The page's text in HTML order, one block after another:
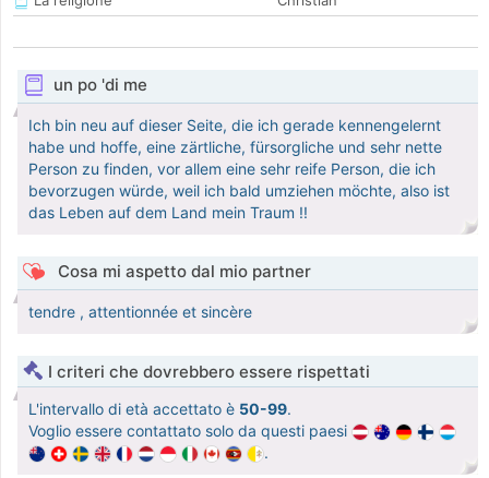
un po 'di me
Ich bin neu auf dieser Seite, die ich gerade kennengelernt
habe und hoffe, eine zärtliche, fürsorgliche und sehr nette
Person zu finden, vor allem eine sehr reife Person, die ich
bevorzugen würde, weil ich bald umziehen möchte, also ist
das Leben auf dem Land mein Traum !!
Cosa mi aspetto dal mio partner
tendre , attentionnée et sincère
I criteri che dovrebbero essere rispettati
L'intervallo di età accettato è 50-99.
Voglio essere contattato solo da questi paesi
.